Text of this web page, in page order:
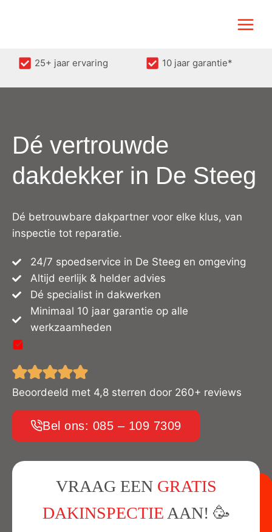
25+ jaar ervaring 10 jaar garantie*
Dé vertrouwde
dakdekker in De Steeg
Dé betrouwbare dakpartner voor elke klus, van
inspectie tot reparatie.
24/7 spoedservice in De Steeg en omgeving
Altijd eerlijk & helder advies
Dé specialist in dakwerken
Minimaal 10 jaar garantie op alle
werkzaamheden
Beoordeeld met 4,8 sterren door 260+ reviews
Bel ons: 085 – 109 7309
VRAAG EEN GRATIS
DAKINSPECTIE AAN! 🥳